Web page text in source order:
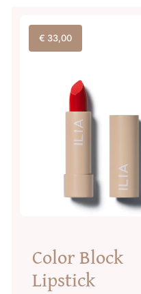
€ 33,00
Color Block
Lipstick